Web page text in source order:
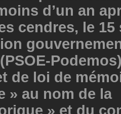
d’un an
cendres, le 15
de loi de
» au nom de la
» et du